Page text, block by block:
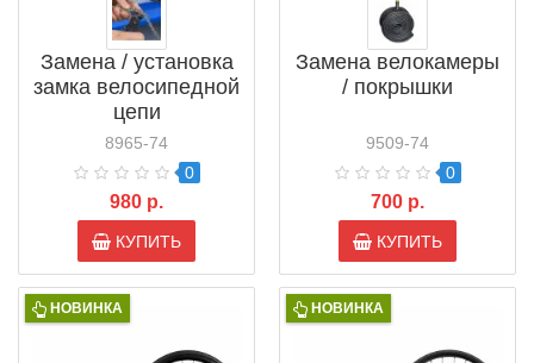
Замена / установка
замка велосипедной
цепи
8965-74
0
980 р.
КУПИТЬ
Замена велокамеры
/ покрышки
9509-74
0
700 р.
КУПИТЬ
НОВИНКА НОВИНКА